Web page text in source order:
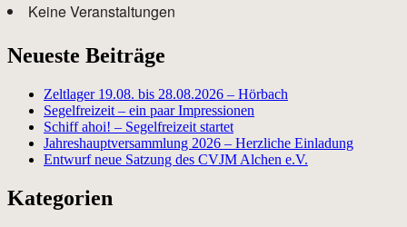
Keine Veranstaltungen
Neueste Beiträge
Zeltlager 19.08. bis 28.08.2026 – Hörbach
Segelfreizeit – ein paar Impressionen
Schiff ahoi! – Segelfreizeit startet
Jahreshauptversammlung 2026 – Herzliche Einladung
Entwurf neue Satzung des CVJM Alchen e.V.
Kategorien